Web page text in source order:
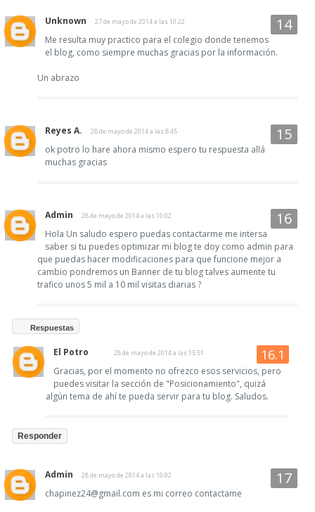
Unknown 27 de mayo de 2014 a las 10:22
Me resulta muy practico para el colegio donde tenemos
el blog, como siempre muchas gracias por la información.
Un abrazo
Reyes A. 28 de mayo de 2014 a las 8:45
ok potro lo hare ahora mismo espero tu respuesta allá
muchas gracias
Admin 28 de mayo de 2014 a las 10:02
Hola Un saludo espero puedas contactarme me intersa
saber si tu puedes optimizar mi blog te doy como admin para
que puedas hacer modificaciones para que funcione mejor a
cambio pondremos un Banner de tu blog talves aumente tu
trafico unos 5 mil a 10 mil visitas diarias ?
Respuestas
El Potro 28 de mayo de 2014 a las 15:51
Gracias, por el momento no ofrezco esos servicios, pero
puedes visitar la sección de "Posicionamiento", quizá
algún tema de ahí te pueda servir para tu blog. Saludos.
Responder
Admin 28 de mayo de 2014 a las 10:02
chapinez24@gmail.com es mi correo contactame